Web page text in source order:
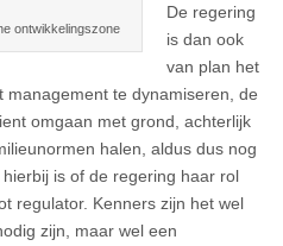
ontwikkelingszone
De regering
is dan ook
van plan het
management te dynamiseren, de
omgaan met grond, achterlijk
halen, aldus dus nog
is of de regering haar rol
regulator. Kenners zijn het wel
zijn, maar wel een